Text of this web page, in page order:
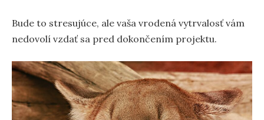
Bude to stresujúce, ale vaša vrodená vytrvalosť vám
nedovolí vzdať sa pred dokončením projektu.